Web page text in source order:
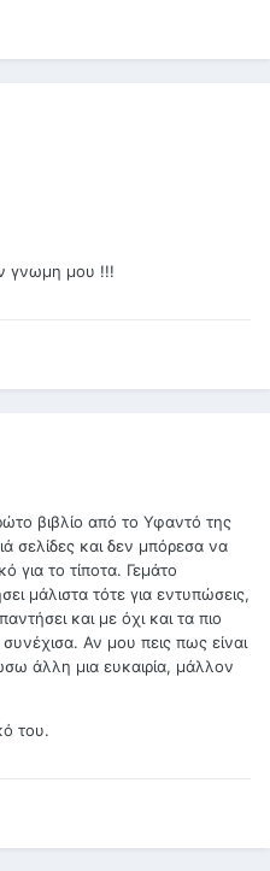
γνωμη μου !!!
βιβλίο από το Υφαντό της
σελίδες και δεν μπόρεσα να
το τίποτα. Γεμάτο
μάλιστα τότε για εντυπώσεις,
και με όχι και τα πιο
συνέχισα. Αν μου πεις πως είναι
άλλη μια ευκαιρία, μάλλον
του.